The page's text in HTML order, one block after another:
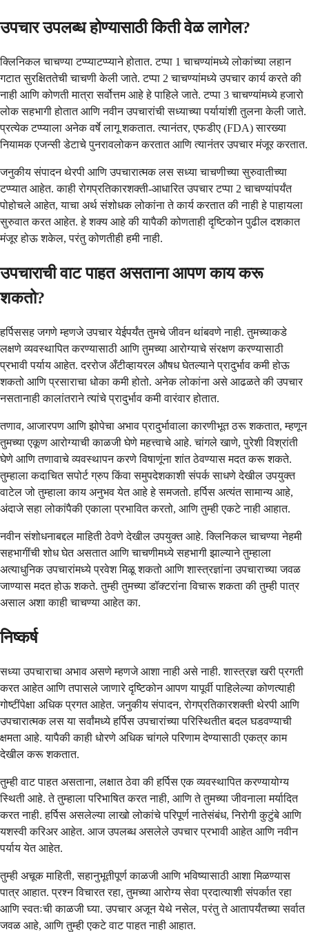
उपचार उपलब्ध होण्यासाठी किती वेळ लागेल?
क्लिनिकल चाचण्या टप्प्याटप्प्याने होतात. टप्पा 1 चाचण्यांमध्ये लोकांच्या लहान
गटात सुरक्षिततेची चाचणी केली जाते. टप्पा 2 चाचण्यांमध्ये उपचार कार्य करते की
नाही आणि कोणती मात्रा सर्वोत्तम आहे हे पाहिले जाते. टप्पा 3 चाचण्यांमध्ये हजारो
लोक सहभागी होतात आणि नवीन उपचारांची सध्याच्या पर्यायांशी तुलना केली जाते.
प्रत्येक टप्प्याला अनेक वर्षे लागू शकतात. त्यानंतर, एफडीए (FDA) सारख्या
नियामक एजन्सी डेटाचे पुनरावलोकन करतात आणि त्यानंतर उपचार मंजूर करतात.
जनुकीय संपादन थेरपी आणि उपचारात्मक लस सध्या चाचणीच्या सुरुवातीच्या
टप्प्यात आहेत. काही रोगप्रतिकारशक्ती-आधारित उपचार टप्पा 2 चाचण्यांपर्यंत
पोहोचले आहेत, याचा अर्थ संशोधक लोकांना ते कार्य करतात की नाही हे पाहायला
सुरुवात करत आहेत. हे शक्य आहे की यापैकी कोणताही दृष्टिकोन पुढील दशकात
मंजूर होऊ शकेल, परंतु कोणतीही हमी नाही.
उपचाराची वाट पाहत असताना आपण काय करू
शकतो?
हर्पिससह जगणे म्हणजे उपचार येईपर्यंत तुमचे जीवन थांबवणे नाही. तुमच्याकडे
लक्षणे व्यवस्थापित करण्यासाठी आणि तुमच्या आरोग्याचे संरक्षण करण्यासाठी
प्रभावी पर्याय आहेत. दररोज अँटीव्हायरल औषध घेतल्याने प्रादुर्भाव कमी होऊ
शकतो आणि प्रसाराचा धोका कमी होतो. अनेक लोकांना असे आढळते की उपचार
नसतानाही कालांतराने त्यांचे प्रादुर्भाव कमी वारंवार होतात.
तणाव, आजारपण आणि झोपेचा अभाव प्रादुर्भावाला कारणीभूत ठरू शकतात, म्हणून
तुमच्या एकूण आरोग्याची काळजी घेणे महत्त्वाचे आहे. चांगले खाणे, पुरेशी विश्रांती
घेणे आणि तणावाचे व्यवस्थापन करणे विषाणूंना शांत ठेवण्यास मदत करू शकते.
तुम्हाला कदाचित सपोर्ट ग्रुप किंवा समुपदेशकाशी संपर्क साधणे देखील उपयुक्त
वाटेल जो तुम्हाला काय अनुभव येत आहे हे समजतो. हर्पिस अत्यंत सामान्य आहे,
अंदाजे सहा लोकांपैकी एकाला प्रभावित करतो, आणि तुम्ही एकटे नाही आहात.
नवीन संशोधनाबद्दल माहिती ठेवणे देखील उपयुक्त आहे. क्लिनिकल चाचण्या नेहमी
सहभागींची शोध घेत असतात आणि चाचणीमध्ये सहभागी झाल्याने तुम्हाला
अत्याधुनिक उपचारांमध्ये प्रवेश मिळू शकतो आणि शास्त्रज्ञांना उपचाराच्या जवळ
जाण्यास मदत होऊ शकते. तुम्ही तुमच्या डॉक्टरांना विचारू शकता की तुम्ही पात्र
असाल अशा काही चाचण्या आहेत का.
निष्कर्ष
सध्या उपचाराचा अभाव असणे म्हणजे आशा नाही असे नाही. शास्त्रज्ञ खरी प्रगती
करत आहेत आणि तपासले जाणारे दृष्टिकोन आपण यापूर्वी पाहिलेल्या कोणत्याही
गोष्टींपेक्षा अधिक प्रगत आहेत. जनुकीय संपादन, रोगप्रतिकारशक्ती थेरपी आणि
उपचारात्मक लस या सर्वांमध्ये हर्पिस उपचारांच्या परिस्थितीत बदल घडवण्याची
क्षमता आहे. यापैकी काही धोरणे अधिक चांगले परिणाम देण्यासाठी एकत्र काम
देखील करू शकतात.
तुम्ही वाट पाहत असताना, लक्षात ठेवा की हर्पिस एक व्यवस्थापित करण्यायोग्य
स्थिती आहे. ते तुम्हाला परिभाषित करत नाही, आणि ते तुमच्या जीवनाला मर्यादित
करत नाही. हर्पिस असलेल्या लाखो लोकांचे परिपूर्ण नातेसंबंध, निरोगी कुटुंबे आणि
यशस्वी करिअर आहेत. आज उपलब्ध असलेले उपचार प्रभावी आहेत आणि नवीन
पर्याय येत आहेत.
तुम्ही अचूक माहिती, सहानुभूतीपूर्ण काळजी आणि भविष्यासाठी आशा मिळण्यास
पात्र आहात. प्रश्न विचारत रहा, तुमच्या आरोग्य सेवा प्रदात्याशी संपर्कात रहा
आणि स्वतःची काळजी घ्या. उपचार अजून येथे नसेल, परंतु ते आतापर्यंतच्या सर्वात
जवळ आहे, आणि तुम्ही एकटे वाट पाहत नाही आहात.